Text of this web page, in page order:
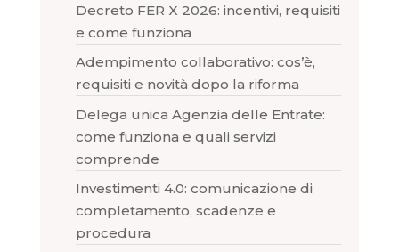
Decreto FER X 2026: incentivi, requisiti
e come funziona
Adempimento collaborativo: cos’è,
requisiti e novità dopo la riforma
Delega unica Agenzia delle Entrate:
come funziona e quali servizi
comprende
Investimenti 4.0: comunicazione di
completamento, scadenze e
procedura